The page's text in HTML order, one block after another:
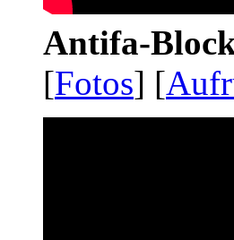
Antifa-
[Fotos] [